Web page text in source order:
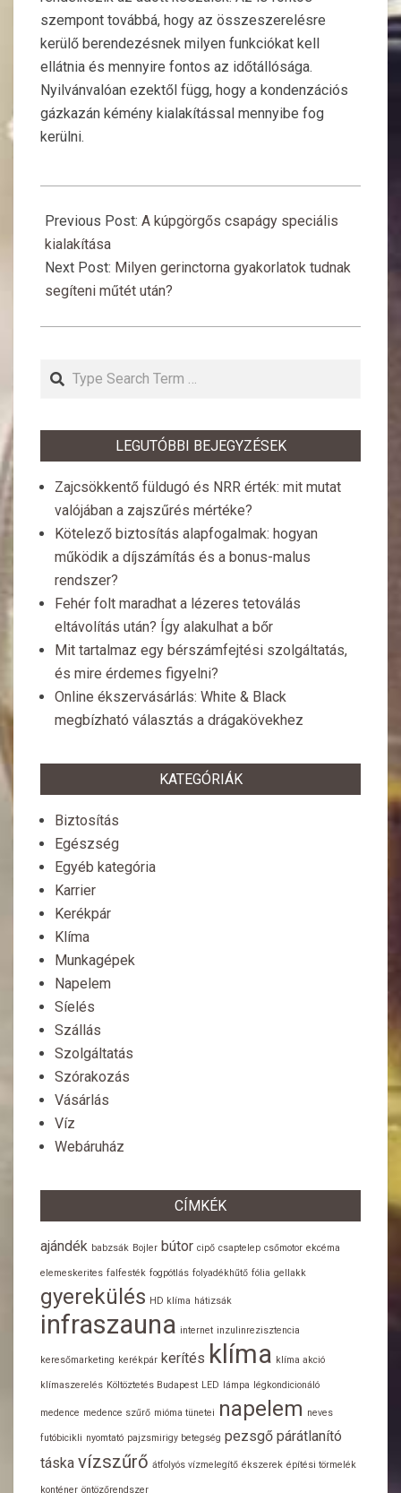
szempont továbbá, hogy az összeszerelésre
kerülő berendezésnek milyen funkciókat kell
ellátnia és mennyire fontos az időtállósága.
Nyilvánvalóan ezektől függ, hogy a kondenzációs
gázkazán kémény kialakítással mennyibe fog
kerülni.
10-
20
Previous Post: A kúpgörgős csapágy speciális
kialakítása
Next Post: Milyen gerinctorna gyakorlatok tudnak
segíteni műtét után?
Search
LEGUTÓBBI BEJEGYZÉSEK
Zajcsökkentő füldugó és NRR érték: mit mutat
valójában a zajszűrés mértéke?
Kötelező biztosítás alapfogalmak: hogyan
működik a díjszámítás és a bonus-malus
rendszer?
Fehér folt maradhat a lézeres tetoválás
eltávolítás után? Így alakulhat a bőr
Mit tartalmaz egy bérszámfejtési szolgáltatás,
és mire érdemes figyelni?
Online ékszervásárlás: White & Black
megbízható választás a drágakövekhez
KATEGÓRIÁK
Biztosítás
Egészség
Egyéb kategória
Karrier
Kerékpár
Klíma
Munkagépek
Napelem
Síelés
Szállás
Szolgáltatás
Szórakozás
Vásárlás
Víz
Webáruház
CÍMKÉK
ajándék babzsák Bojler bútor cipő csaptelep csőmotor ekcéma
elemeskerites falfesték fogpótlás folyadékhűtő fólia gellakk
gyerekülés HD klíma hátizsák
infraszauna internet inzulinrezisztencia
keresőmarketing kerékpár kerítés klíma klíma akció
klímaszerelés Költöztetés Budapest LED lámpa légkondicionáló
medence medence szűrő mióma tünetei napelem neves
futóbicikli nyomtató pajzsmirigy betegség pezsgő párátlanító
táska vízszűrő átfolyós vízmelegítő ékszerek építési törmelék
konténer öntözőrendszer